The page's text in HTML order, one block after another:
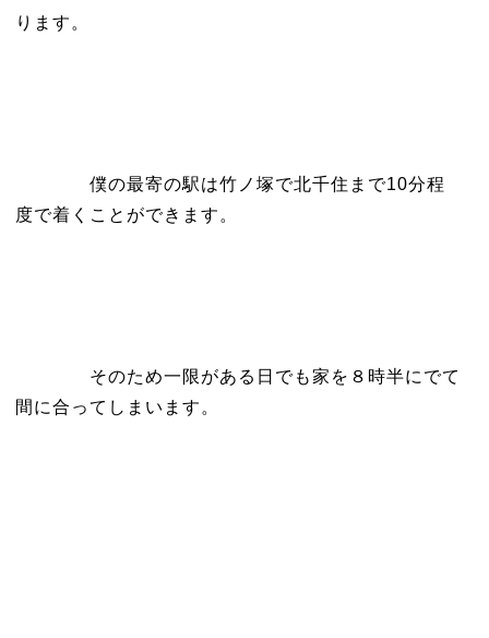
ります。
僕の最寄の駅は竹ノ塚で北千住まで10分程
度で着くことができます。
そのため一限がある日でも家を８時半にでて
間に合ってしまいます。